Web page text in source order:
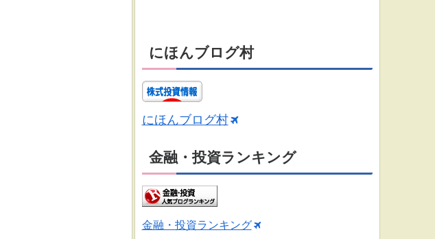
にほんブログ村
にほんブログ村
金融・投資ランキング
金融・投資ランキング